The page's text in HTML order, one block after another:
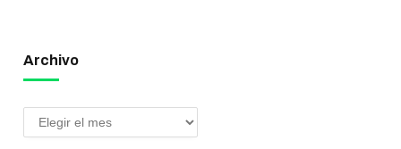
Archivo